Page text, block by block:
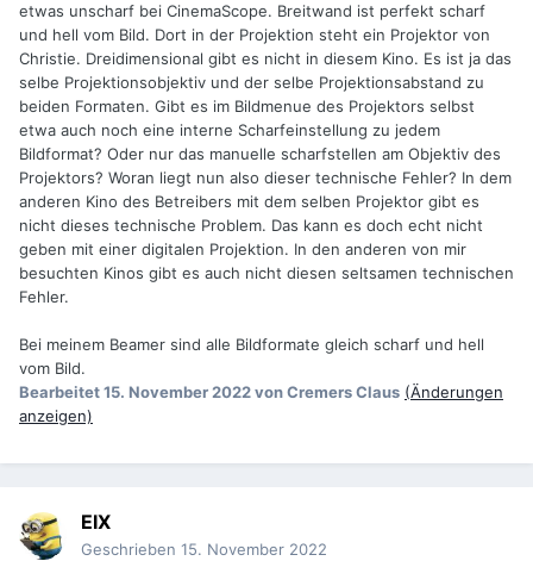
etwas unscharf bei CinemaScope. Breitwand ist perfekt scharf
und hell vom Bild. Dort in der Projektion steht ein Projektor von
Christie. Dreidimensional gibt es nicht in diesem Kino. Es ist ja das
selbe Projektionsobjektiv und der selbe Projektionsabstand zu
beiden Formaten. Gibt es im Bildmenue des Projektors selbst
etwa auch noch eine interne Scharfeinstellung zu jedem
Bildformat? Oder nur das manuelle scharfstellen am Objektiv des
Projektors? Woran liegt nun also dieser technische Fehler? In dem
anderen Kino des Betreibers mit dem selben Projektor gibt es
nicht dieses technische Problem. Das kann es doch echt nicht
geben mit einer digitalen Projektion. In den anderen von mir
besuchten Kinos gibt es auch nicht diesen seltsamen technischen
Fehler.
Bei meinem Beamer sind alle Bildformate gleich scharf und hell
vom Bild.
Bearbeitet15. November 2022von Cremers Claus (Änderungen
anzeigen)
EIX
Geschrieben 15. November 2022